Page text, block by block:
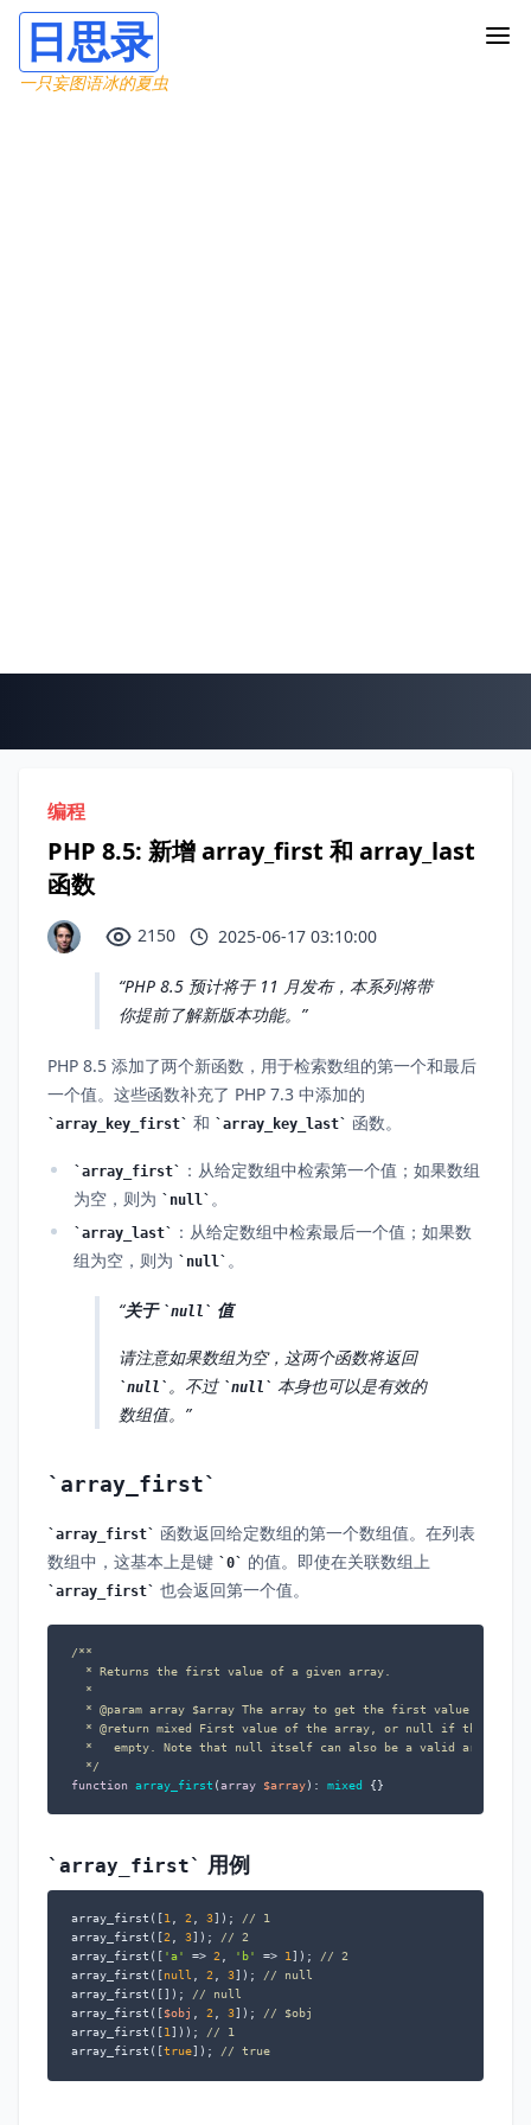
日思录
一只妄图语冰的夏虫
编程
PHP 8.5: 新增 array_first 和 array_last
函数
2150 2025-06-17 03:10:00
PHP 8.5 预计将于 11 月发布，本系列将带
你提前了解新版本功能。
PHP 8.5 添加了两个新函数，用于检索数组的第一个和最后
一个值。这些函数补充了 PHP 7.3 中添加的
array_key_first 和 array_key_last 函数。
array_first
：从给定数组中检索第一个值；如果数组
为空，则为
null 。
array_last
：从给定数组中检索最后一个值；如果数
组为空，则为
null 。
关于 null 值
请注意如果数组为空，这两个函数将返回
null 。不过 null
本身也可以是有效的
数组值。
array_first
array_first
函数返回给定数组的第一个数组值。在列表
数组中，这基本上是键
0 的值。即使在关联数组上
array_first 也会返回第一个值。
/**
  * Returns the first value of a given array.
  *
  *
@param array $array The array to get the first value of.
  *
@return mixed First value of the array, or null if the
*   empty. Note that null itself can also be a valid array
  */
function
array_first (array $array): mixed {}
array_first 用例
array_first([1, 2, 3]);
// 1
array_first([2, 3]);
// 2
array_first([ 'a' => 2, 'b' => 1]);
// 2
array_first([null , 2, 3]);
// null
array_first([]);
// null
array_first([$obj , 2, 3]);
// $obj
array_first([1]));
// 1
array_first([true]); // true